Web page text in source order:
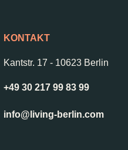
KONTAKT
Kantstr. 17 - 10623 Berlin
+49 30 217 99 83 99
info@living-berlin.com